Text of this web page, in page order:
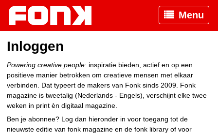
Menu
Inloggen
Powering creative people: inspiratie bieden, actief en op een
positieve manier betrokken om creatieve mensen met elkaar
verbinden. Dat typeert de makers van Fonk sinds 2009. Fonk
magazine is tweetalig (Nederlands - Engels), verschijnt elke twee
weken in print èn digitaal magazine.
Ben je abonnee? Log dan hieronder in voor toegang tot de
nieuwste editie van fonk magazine en de fonk library of voor